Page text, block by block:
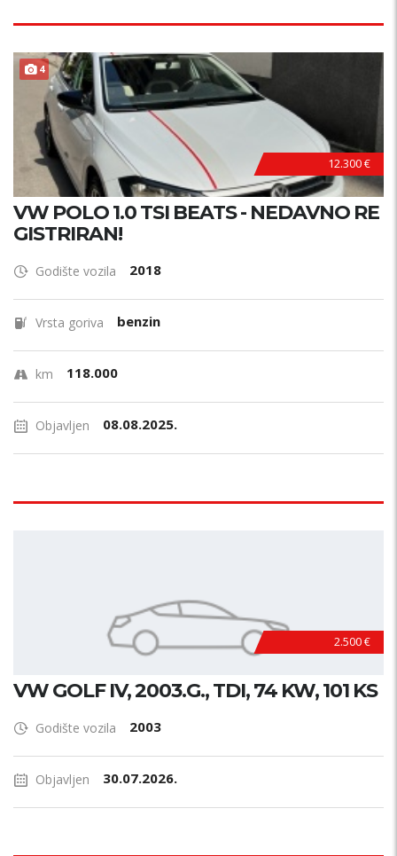
4
12.300 €
VW POLO 1.0 TSI BEATS - NEDAVNO RE
GISTRIRAN!
Godište vozila 2018
Vrsta goriva benzin
km 118.000
Objavljen 08.08.2025.
2.500 €
VW GOLF IV, 2003.G., TDI, 74 KW, 101 KS
Godište vozila 2003
Objavljen 30.07.2026.